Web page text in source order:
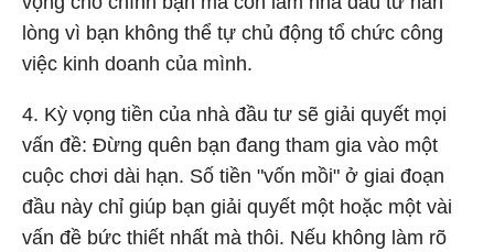
lòng vì bạn không thể tự chủ động tổ chức công
việc kinh doanh của mình.
4. Kỳ vọng tiền của nhà đầu tư sẽ giải quyết mọi
vấn đề: Đừng quên bạn đang tham gia vào một
cuộc chơi dài hạn. Số tiền "vốn mồi" ở giai đoạn
đầu này chỉ giúp bạn giải quyết một hoặc một vài
vấn đề bức thiết nhất mà thôi. Nếu không làm rõ